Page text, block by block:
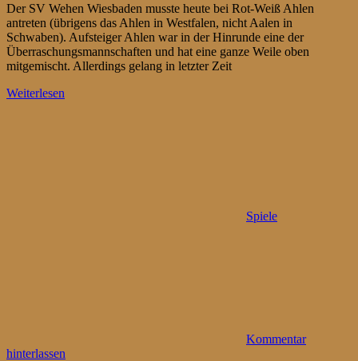
Der SV Wehen Wiesbaden musste heute bei Rot-Weiß Ahlen
antreten (übrigens das Ahlen in Westfalen, nicht Aalen in
Schwaben). Aufsteiger Ahlen war in der Hinrunde eine der
Überraschungsmannschaften und hat eine ganze Weile oben
mitgemischt. Allerdings gelang in letzter Zeit
Weiterlesen
Spiele
Kommentar
hinterlassen